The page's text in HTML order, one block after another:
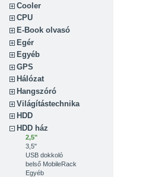
Cooler
CPU
E-Book olvasó
Egér
Egyéb
GPS
Hálózat
Hangszóró
Világítástechnika
HDD
HDD ház
2,5"
3,5"
USB dokkoló
belső MobileRack
Egyéb